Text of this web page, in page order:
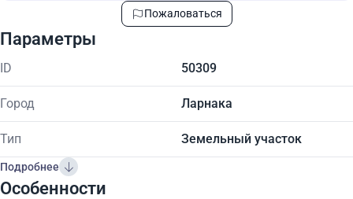
Пожаловаться
Параметры
ID 50309
Город Ларнака
Тип Земельный участок
Подробнее
Особенности